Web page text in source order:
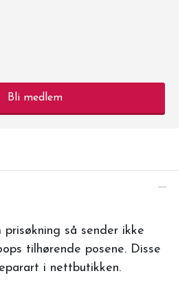
Bli medlem
prisøkning så sender ikke
tilhørende posene. Disse
i nettbutikken.